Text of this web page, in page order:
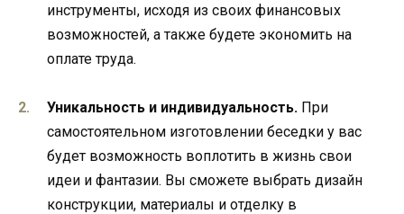
инструменты, исходя из своих финансовых
возможностей, а также будете экономить на
оплате труда.
Уникальность и индивидуальность. При
самостоятельном изготовлении беседки у вас
будет возможность воплотить в жизнь свои
идеи и фантазии. Вы сможете выбрать дизайн
конструкции, материалы и отделку в